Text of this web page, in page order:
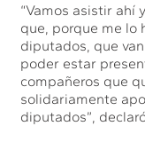
“Vamos asistir ahí
que, porque me lo
diputados, que
poder estar
compañeros que
solidariamente
diputados”,